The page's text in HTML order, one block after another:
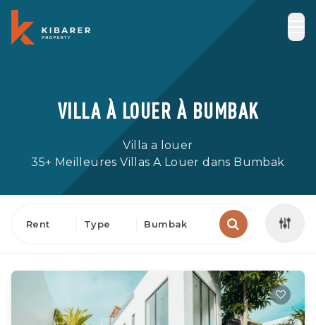
VILLA À LOUER À BUMBAK
Villa a louer
35+ Meilleures Villas A Louer dans Bumbak
Rent Type Bumbak